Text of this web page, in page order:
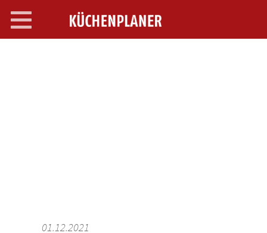
Toggle
navigation
01.12.2021